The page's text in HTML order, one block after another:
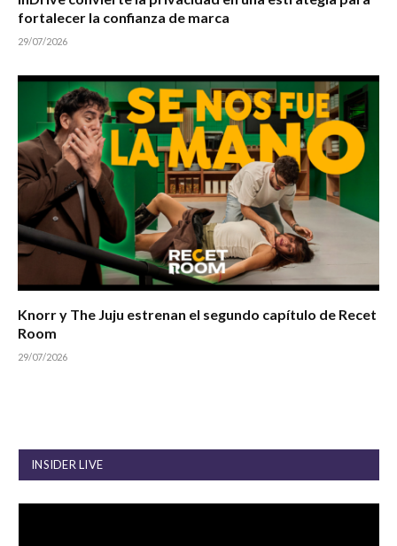
fortalecer la confianza de marca
29/07/2026
Knorr y The Juju estrenan el segundo capítulo de Recet
Room
29/07/2026
INSIDER LIVE